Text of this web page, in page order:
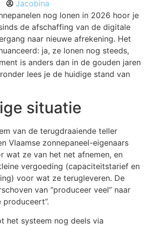
Jacobina
nog lonen in 2026 hoor je
de afschaffing van de digitale
naar nieuwe afrekening. Het
ja, ze lonen nog steeds,
is anders dan in de gouden jaren
lees je de huidige stand van
situatie
van de terugdraaiende teller
Vlaamse zonnepaneel-eigenaars
wat ze van het net afnemen, en
vergoeding (capaciteitstarief en
voor wat ze terugleveren. De
van “produceer veel” naar
het systeem nog deels via